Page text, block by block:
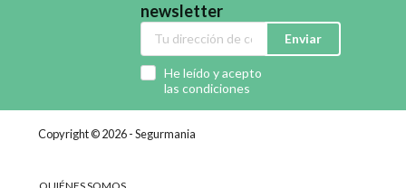
newsletter
Enviar
He leído y acepto
las condiciones
Copyright © 2026 - Segurmania